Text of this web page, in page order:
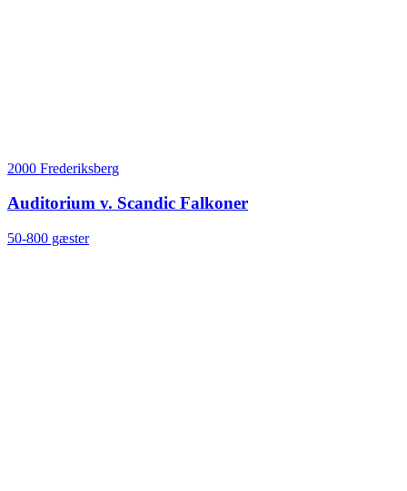
2000 Frederiksberg
Auditorium v. Scandic Falkoner
50-800 gæster